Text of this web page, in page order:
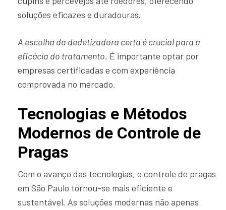
soluções eficazes e duradouras.
A escolha da dedetizadora certa é crucial para a
eficácia do tratamento. É importante optar por
empresas certificadas e com experiência
comprovada no mercado.
Tecnologias e Métodos
Modernos de Controle de
Pragas
Com o avanço das tecnologias, o controle de pragas
em São Paulo tornou-se mais eficiente e
sustentável. As soluções modernas não apenas